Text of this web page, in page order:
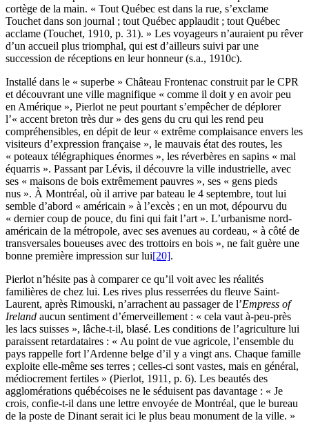
cortège de la main. « Tout Québec est dans la rue, s’exclame
Touchet dans son journal ; tout Québec applaudit ; tout Québec
acclame (Touchet, 1910, p. 31). » Les voyageurs n’auraient pu rêver
d’un accueil plus triomphal, qui est d’ailleurs suivi par une
succession de réceptions en leur honneur (s.a., 1910c).
Installé dans le « superbe » Château Frontenac construit par le CPR
et découvrant une ville magnifique « comme il doit y en avoir peu
en Amérique », Pierlot ne peut pourtant s’empêcher de déplorer
l’« accent breton très dur » des gens du cru qui les rend peu
compréhensibles, en dépit de leur « extrême complaisance envers les
visiteurs d’expression française », le mauvais état des routes, les
« poteaux télégraphiques énormes », les réverbères en sapins « mal
équarris ». Passant par Lévis, il découvre la ville industrielle, avec
ses « maisons de bois extrêmement pauvres », ses « gens pieds
nus ». À Montréal, où il arrive par bateau le 4 septembre, tout lui
semble d’abord « américain » à l’excès ; en un mot, dépourvu du
« dernier coup de pouce, du fini qui fait l’art ». L’urbanisme nord-
américain de la métropole, avec ses avenues au cordeau, « à côté de
transversales boueuses avec des trottoirs en bois », ne fait guère une
bonne première impression sur lui[20].
Pierlot n’hésite pas à comparer ce qu’il voit avec les réalités
familières de chez lui. Les rives plus resserrées du fleuve Saint-
Laurent, après Rimouski, n’arrachent au passager de l’Empress of
Ireland aucun sentiment d’émerveillement : « cela vaut à-peu-près
les lacs suisses », lâche-t-il, blasé. Les conditions de l’agriculture lui
paraissent retardataires : « Au point de vue agricole, l’ensemble du
pays rappelle fort l’Ardenne belge d’il y a vingt ans. Chaque famille
exploite elle-même ses terres ; celles-ci sont vastes, mais en général,
médiocrement fertiles » (Pierlot, 1911, p. 6). Les beautés des
agglomérations québécoises ne le séduisent pas davantage : « Je
crois, confie-t-il dans une lettre envoyée de Montréal, que le bureau
de la poste de Dinant serait ici le plus beau monument de la ville. »